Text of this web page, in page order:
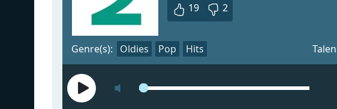
19 2
Genre(s): Oldies Pop Hits